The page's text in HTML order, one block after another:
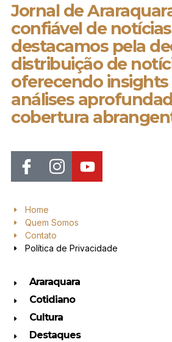
Jornal de
confiável de
destacamos pela
distribuição de
oferecendo insights
análises
cobertura
Home
Quem Somos
Contato
Política de Privacidade
Araraquara
Cotidiano
Cultura
Destaques